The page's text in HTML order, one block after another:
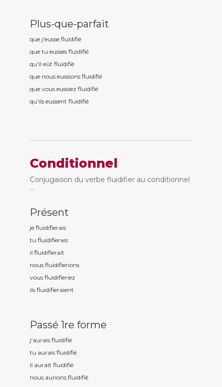
Plus-que-parfait
que j'eusse fluidifié
que tu eusses fluidifié
qu'il eût fluidifié
que nous eussions fluidifié
que vous eussiez fluidifié
qu'ils eussent fluidifié
Conditionnel
Conjugaison du verbe fluidifier au conditionnel
...
Présent
je fluidifierais
tu fluidifierais
il fluidifierait
nous fluidifierions
vous fluidifieriez
ils fluidifieraient
Passé 1re forme
j'aurais fluidifié
tu aurais fluidifié
il aurait fluidifié
nous aurions fluidifié